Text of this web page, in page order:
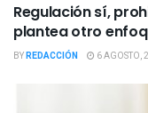
Regulación sí,
plantea otro
BYREDACCIÓN 6 AGOSTO,